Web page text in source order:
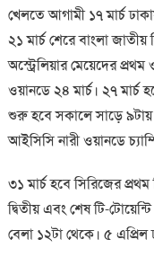
খেলতে আগামী ১৭ মার্চ
২১ মার্চ শেরে বাংলা
অস্ট্রেলিয়ার মেয়েদের
ওয়ানডে ২৪ মার্চ। ২৭
শুরু হবে সকালে সাড়ে
আইসিসি নারী ওয়ানডে
৩১ মার্চ হবে সিরিজের
দ্বিতীয় এবং শেষ টি-
বেলা ১২টা থেকে। ৫ এপ্রিল